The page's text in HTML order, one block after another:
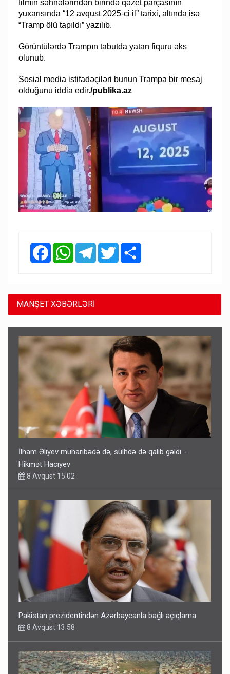
filmin səhnələrindən birində qəzet parçasının
yuxarısında “12 avqust 2025-ci il” tarixi, altında isə
“Tramp ölü tapıldı” yazılıb.
Görüntülərdə Trampın tabutda yatan fiquru əks
olunub.
Sosial media istifadəçiləri bunun Trampa bir mesaj
olduğunu iddia edir./publika.az
FacebookWhatsAppTelegramTwitter
MANŞET XƏBƏRLƏRİ
İlham Əliyev müharibədə də, sülhdə də qalib gəldi -
Hikmət Hacıyev
8 Avqust 15:02
Pakistan prezidentindən Azərbaycanla bağlı açıqlama
8 Avqust 13:58